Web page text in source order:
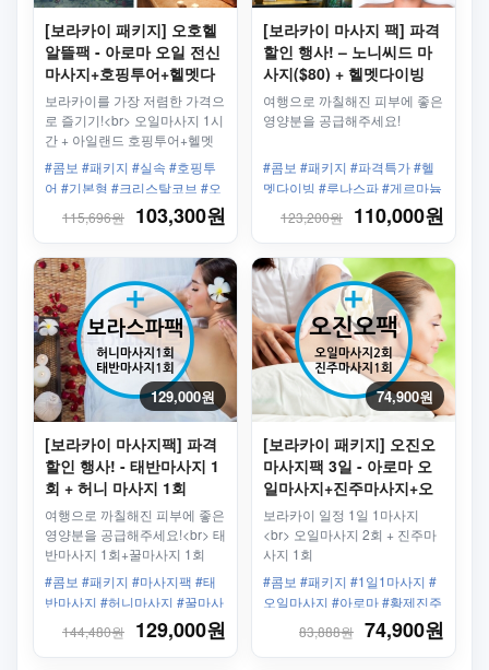
[보라카이 패키지] 오호헬
알뜰팩 - 아로마 오일 전신
마사지+호핑투어+헬멧다
이빙
보라카이를 가장 저렴한 가격으
로 즐기기!<br> 오일마사지 1시
간 + 아일랜드 호핑투어+헬멧
다이빙 패키지
#콤보 #패키지 #실속 #호핑투
어 #기본형 #크리스탈코브 #오
일마사지 #헬멧다이빙 #왕복픽
업샌딩
115,696원 103,300원
[보라카이 마사지 팩] 파격
할인 행사! – 노니씨드 마
사지($80) + 헬멧다이빙
여행으로 까칠해진 피부에 좋은
영양분을 공급해주세요!
#콤보 #패키지 #파격특가 #헬
멧다이빙 #루나스파 #게르마늄
123,200원 110,000원
129,000원
[보라카이 마사지팩] 파격
할인 행사! - 태반마사지 1
회 + 허니 마사지 1회
여행으로 까칠해진 피부에 좋은
영양분을 공급해주세요!<br> 태
반마사지 1회+꿀마사지 1회
#콤보 #패키지 #마사지팩 #태
반마사지 #허니마사지 #꿀마사
144,480원 129,000원
74,900원
[보라카이 패키지] 오진오
마사지팩 3일 - 아로마 오
일마사지+진주마사지+오
일마사지(3회)
보라카이 일정 1일 1마사지
<br> 오일마사지 2회 + 진주마
사지 1회
#콤보 #패키지 #1일1마사지 #
오일마사지 #아로마 #황제진주
83,888원 74,900원